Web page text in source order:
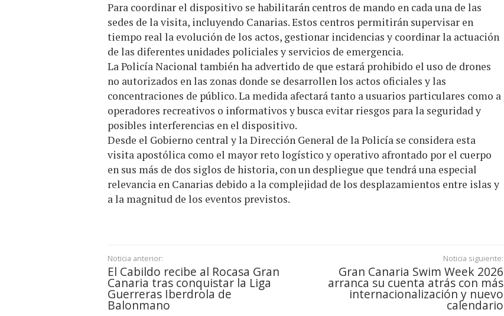
Para coordinar el dispositivo se habilitarán centros de mando en cada una de las
sedes de la visita, incluyendo Canarias. Estos centros permitirán supervisar en
tiempo real la evolución de los actos, gestionar incidencias y coordinar la actuación
de las diferentes unidades policiales y servicios de emergencia.
La Policía Nacional también ha advertido de que estará prohibido el uso de drones
no autorizados en las zonas donde se desarrollen los actos oficiales y las
concentraciones de público. La medida afectará tanto a usuarios particulares como a
operadores recreativos o informativos y busca evitar riesgos para la seguridad y
posibles interferencias en el dispositivo.
Desde el Gobierno central y la Dirección General de la Policía se considera esta
visita apostólica como el mayor reto logístico y operativo afrontado por el cuerpo
en sus más de dos siglos de historia, con un despliegue que tendrá una especial
relevancia en Canarias debido a la complejidad de los desplazamientos entre islas y
a la magnitud de los eventos previstos.
Noticia anterior:
El Cabildo recibe al Rocasa Gran
Canaria tras conquistar la Liga
Guerreras Iberdrola de
Balonmano
Noticia siguiente:
Gran Canaria Swim Week 2026
arranca su cuenta atrás con más
internacionalización y nuevo
calendario